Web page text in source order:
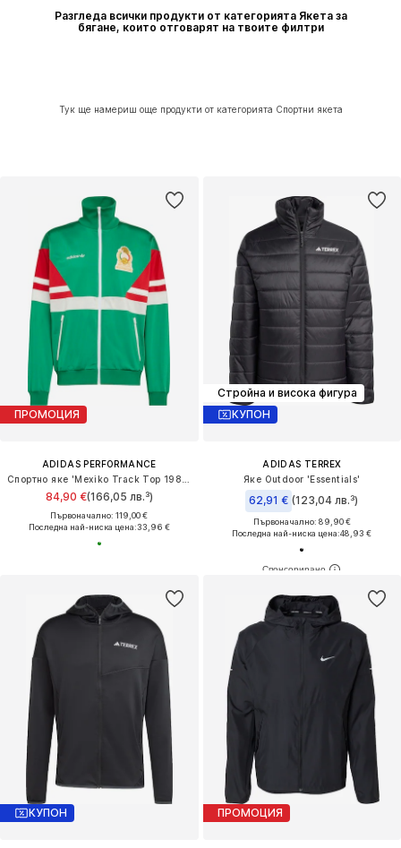
Разгледа всички продукти от категорията Якета за
бягане, които отговарят на твоите филтри
Тук ще намериш още продукти от категорията Спортни якета
ПРОМОЦИЯ
ADIDAS PERFORMANCE
84,90 €(166,05 лв.³)
Първоначално: 119,00 €
Последна най-ниска цена:33,96 €
Стройна и висока фигура
КУПОН
ADIDAS TERREX
Яке Outdoor 'Essentials'
62,91 € (123,04 лв.³)
Първоначално: 89,90 €
Последна най-ниска цена:48,93 €
КУПОН ПРОМОЦИЯ